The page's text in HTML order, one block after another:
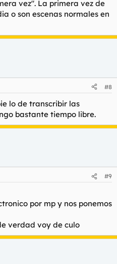
vez". La primera vez de
o son escenas normales en
#8
lo de transcribir las
bastante tiempo libre.
#9
por mp y nos ponemos
verdad voy de culo